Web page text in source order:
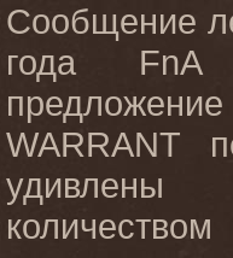
Сообщение
года FnA
WARRANT
удивлены